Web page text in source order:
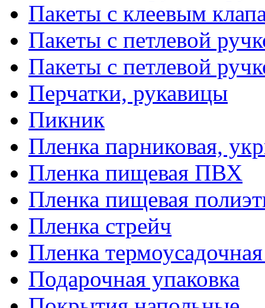
Пакеты с клеевым
Пакеты с петлевой
Пакеты с петлевой
Перчатки, рукавицы
Пикник
Пленка парниковая,
Пленка пищевая ПВХ
Пленка пищевая
Пленка стрейч
Пленка
Подарочная упаковка